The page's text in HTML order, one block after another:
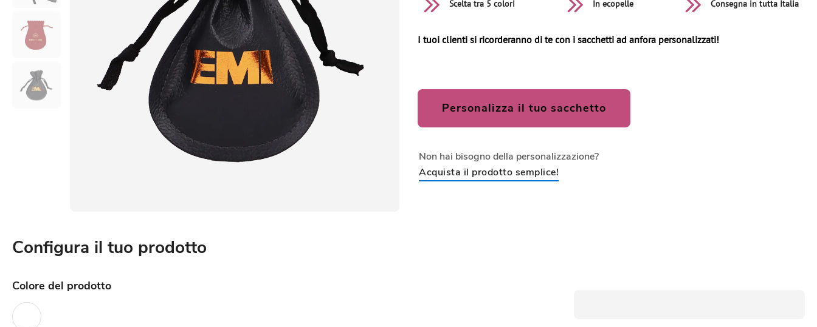
Scelta tra 5 colori In ecopelle Consegna in tutta Italia
I tuoi clienti si ricorderanno di te con i sacchetti ad anfora personalizzati!
Personalizza il tuo sacchetto
Non hai bisogno della personalizzazione?
Acquista il prodotto semplice!
Configura il tuo prodotto
Colore del prodotto